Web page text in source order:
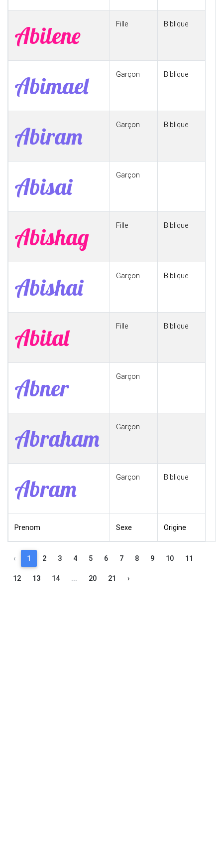
Abilene Fille Biblique
Abimael Garçon Biblique
Abiram Garçon Biblique
Abisai Garçon
Abishag Fille Biblique
Abishai Garçon Biblique
Abital Fille Biblique
Abner Garçon
Abraham Garçon
Abram Garçon Biblique
Prenom Sexe Origine
‹ 1 2 3 4 5 6 7 8 9 10 11
12 13 14 ... 20 21 ›